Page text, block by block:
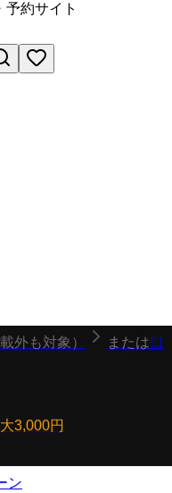
予約サイト
載外も対象） または口
3,000円
ン